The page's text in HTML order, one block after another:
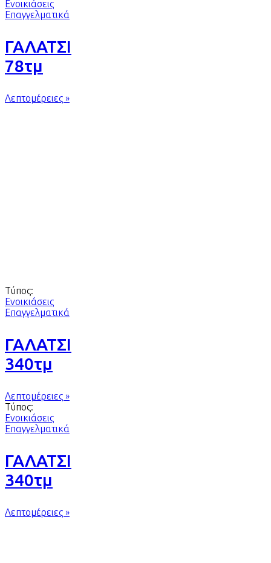
Ενοικιάσεις
Επαγγελματικά
ΓΑΛΑΤΣΙ
78τμ
Λεπτομέρειες »
Τύπος:
Ενοικιάσεις
Επαγγελματικά
ΓΑΛΑΤΣΙ
340τμ
Λεπτομέρειες »
Τύπος:
Ενοικιάσεις
Επαγγελματικά
ΓΑΛΑΤΣΙ
340τμ
Λεπτομέρειες »